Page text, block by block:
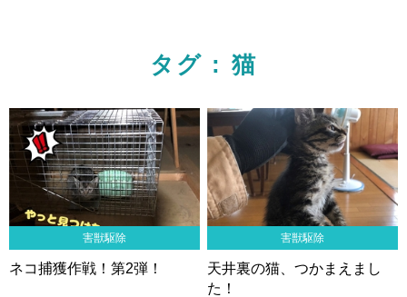
タグ : 猫
害獣駆除
ネコ捕獲作戦！第2弾！
害獣駆除
天井裏の猫、つかまえまし
た！